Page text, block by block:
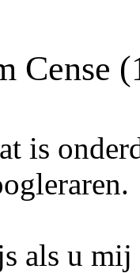
Cense
is
als u mij